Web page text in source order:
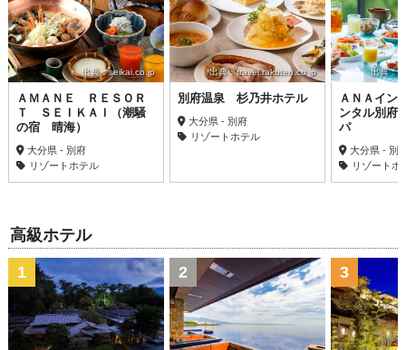
出典：seikai.co.jp
ＡＭＡＮＥ ＲＥＳＯＲ
Ｔ ＳＥＩＫＡＩ（潮騒
の宿 晴海）
大分県 - 別府
リゾートホテル
出典：travel.rakuten.co.jp
別府温泉 杉乃井ホテル
大分県 - 別府
リゾートホテル
出典：
ＡＮＡイン
ンタル別府
パ
大分県 - 別
リゾートホ
高級ホテル
1 2 3